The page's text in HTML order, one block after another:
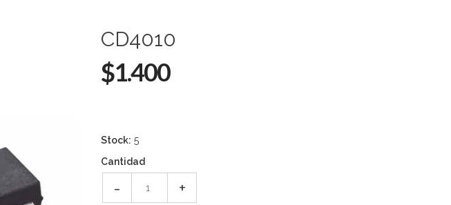
CD4010
$1.400
Stock: 5
Cantidad
- +